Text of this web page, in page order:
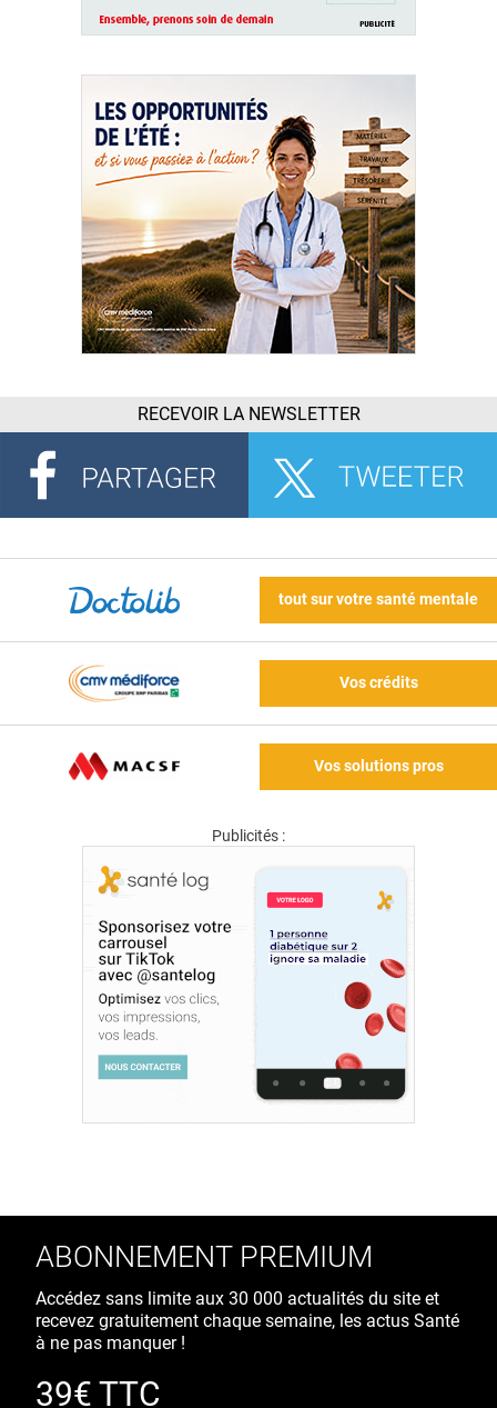
RECEVOIR LA NEWSLETTER
tout sur votre santé mentale
Vos crédits
Vos solutions pros
Publicités :
ABONNEMENT PREMIUM
Accédez sans limite aux 30 000 actualités du site et
recevez gratuitement chaque semaine, les actus Santé
à ne pas manquer !
39€ TTC